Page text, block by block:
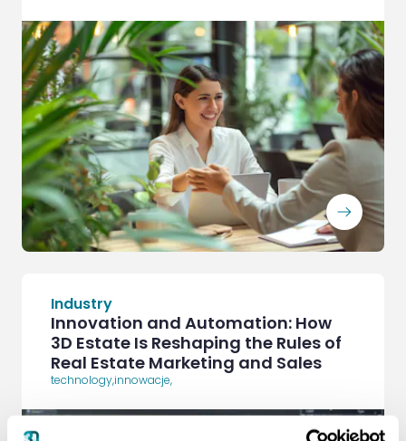
ArrowRightLong
Industry
Innovation and Automation: How
3D Estate Is Reshaping the Rules of
Real Estate Marketing and Sales
technology,innowacje,